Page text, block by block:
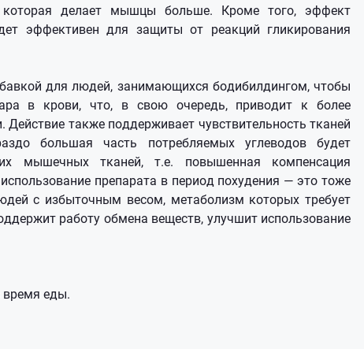
которая делает мышцы больше. Кроме того, эффект
эффективен для защиты от реакций гликирования
для людей, занимающихся бодибилдингом, чтобы
в крови, что, в свою очередь, приводит к более
также поддерживает чувствительность тканей
большая часть потребляемых углеводов будет
мышечных тканей, т.е. повышенная компенсация
препарата в период похудения — это тоже
с избыточным весом, метаболизм которых требует
работу обмена веществ, улучшит использование
время еды.